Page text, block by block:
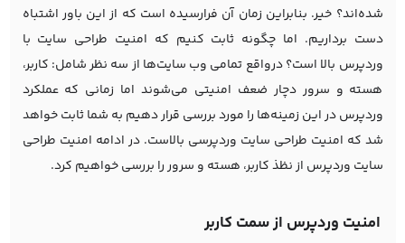
شده‌اند؟ خیر. بنابراین زمان آن فرارسیده است که از این باور اشتباه
دست برداریم. اما چگونه ثابت کنیم که امنیت طراحی سایت با
وردپرس بالا است؟ درواقع تمامی وب سایت‌ها از سه نظر شامل: کاربر،
هسته و سرور دچار ضعف امنیتی می‌شوند اما زمانی که عملکرد
وردپرس در این زمینه‌ها را مورد بررسی قرار دهیم به شما ثابت خواهد
شد که امنیت طراحی سایت وردپرسی بالاست. در ادامه امنیت طراحی
سایت وردپرس از نظذ کاربر، هسته و سرور را بررسی خواهیم کرد.
امنیت وردپرس از سمت کاربر